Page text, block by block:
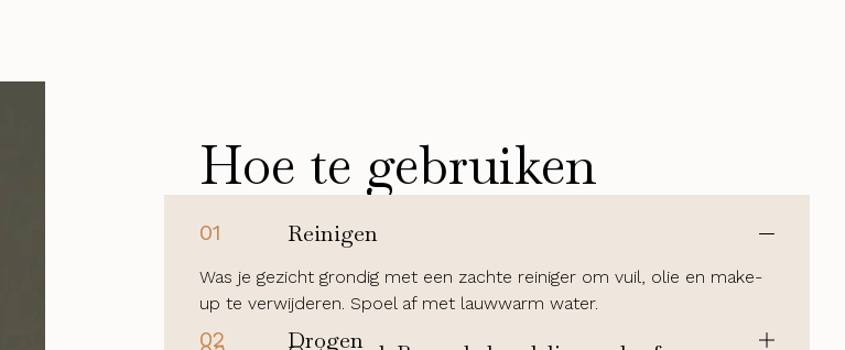
Hoe te gebruiken
Reinigen
Was je gezicht grondig met een zachte reiniger om vuil, olie en make-
up te verwijderen. Spoel af met lauwwarm water.
01
Drogen
02